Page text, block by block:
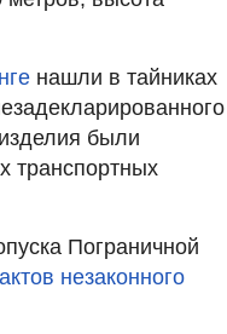
нашли в тайниках
были
транспортных
Пограничной
незаконного